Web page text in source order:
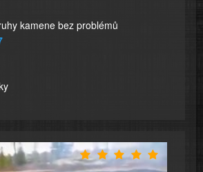
kamene bez problémů